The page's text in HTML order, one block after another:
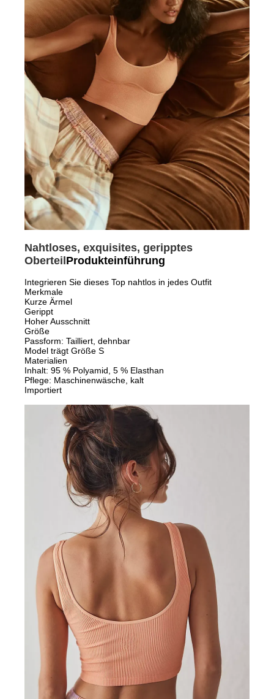
Nahtloses, exquisites, geripptes
OberteilProdukteinführung
Integrieren Sie dieses Top nahtlos in jedes Outfit
Merkmale
Kurze Ärmel
Gerippt
Hoher Ausschnitt
Größe
Passform: Tailliert, dehnbar
Model trägt Größe S
Materialien
Inhalt: 95 % Polyamid, 5 % Elasthan
Pflege: Maschinenwäsche, kalt
Importiert